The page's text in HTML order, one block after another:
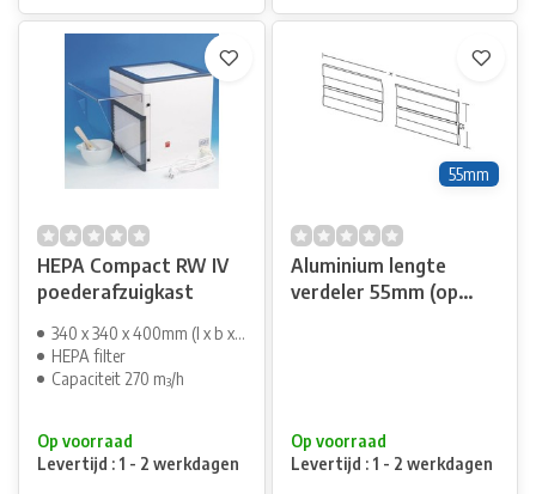
HEPA Compact RW IV
poederafzuigkast
340 x 340 x 400mm (l x b x h)
HEPA filter
Capaciteit 270 m³/h
Op voorraad
Levertijd : 1 - 2 werkdagen
55mm
Aluminium lengte
verdeler 55mm (op
Op voorraad
Levertijd : 1 - 2 werkdagen